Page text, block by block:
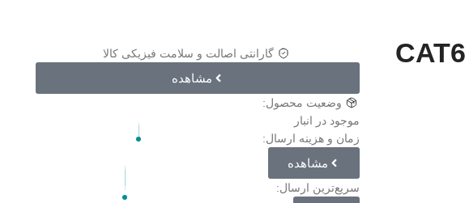
سوکت شبکه میان گذر CAT6
گارانتی اصالت و سلامت فیزیکی کالا
مشاهده
وضعیت محصول:
موجود در انبار
زمان و هزینه ارسال:
مشاهده
سریع‌ترین ارسال: